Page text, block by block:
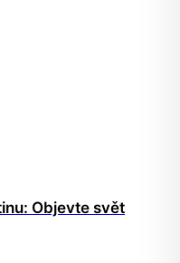
Objevte svět